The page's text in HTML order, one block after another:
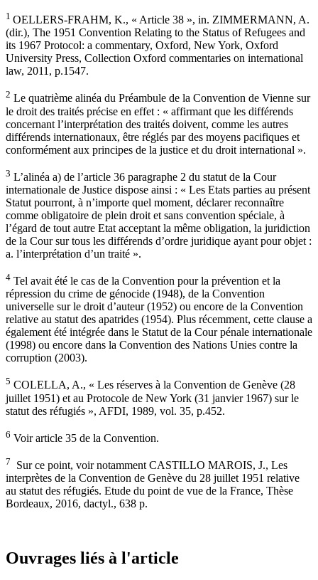
1 OELLERS-FRAHM, K., « Article 38 », in. ZIMMERMANN, A.
(dir.), The 1951 Convention Relating to the Status of Refugees and
its 1967 Protocol: a commentary, Oxford, New York, Oxford
University Press, Collection Oxford commentaries on international
law, 2011, p.1547.
2 Le quatrième alinéa du Préambule de la Convention de Vienne sur
le droit des traités précise en effet : « affirmant que les différends
concernant l’interprétation des traités doivent, comme les autres
différends internationaux, être réglés par des moyens pacifiques et
conformément aux principes de la justice et du droit international ».
3 L’alinéa a) de l’article 36 paragraphe 2 du statut de la Cour
internationale de Justice dispose ainsi : « Les Etats parties au présent
Statut pourront, à n’importe quel moment, déclarer reconnaître
comme obligatoire de plein droit et sans convention spéciale, à
l’égard de tout autre Etat acceptant la même obligation, la juridiction
de la Cour sur tous les différends d’ordre juridique ayant pour objet :
a. l’interprétation d’un traité ».
4 Tel avait été le cas de la Convention pour la prévention et la
répression du crime de génocide (1948), de la Convention
universelle sur le droit d’auteur (1952) ou encore de la Convention
relative au statut des apatrides (1954). Plus récemment, cette clause a
également été intégrée dans le Statut de la Cour pénale internationale
(1998) ou encore dans la Convention des Nations Unies contre la
corruption (2003).
5 COLELLA, A., « Les réserves à la Convention de Genève (28
juillet 1951) et au Protocole de New York (31 janvier 1967) sur le
statut des réfugiés », AFDI, 1989, vol. 35, p.452.
6 Voir article 35 de la Convention.
7
Sur ce point, voir notamment CASTILLO MAROIS, J., Les
interprètes de la Convention de Genève du 28 juillet 1951 relative
au statut des réfugiés. Etude du point de vue de la France, Thèse
Bordeaux, 2016, dactyl., 638 p.
Ouvrages liés à l'article